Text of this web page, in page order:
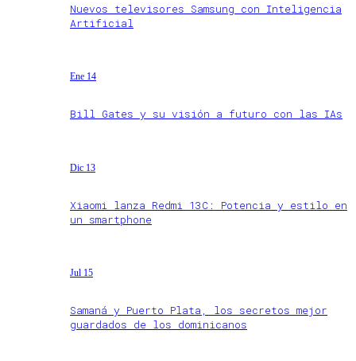
Nuevos televisores Samsung con Inteligencia
Artificial
Ene 14
Bill Gates y su visión a futuro con las IAs
Dic 13
Xiaomi lanza Redmi 13C: Potencia y estilo en
un smartphone
Jul 15
Samaná y Puerto Plata, los secretos mejor
guardados de los dominicanos